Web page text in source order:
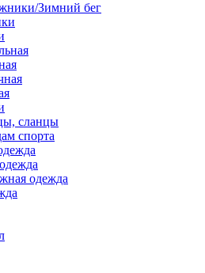
Зимний бег
сланцы
спорта
одежда